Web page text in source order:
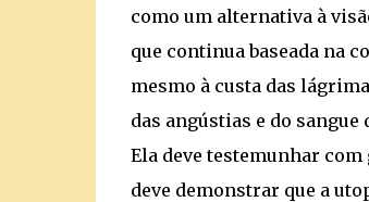
como um alternativa à
que continua baseada na
mesmo à custa das
das angústias e do sangue
Ela deve testemunhar
deve demonstrar que a